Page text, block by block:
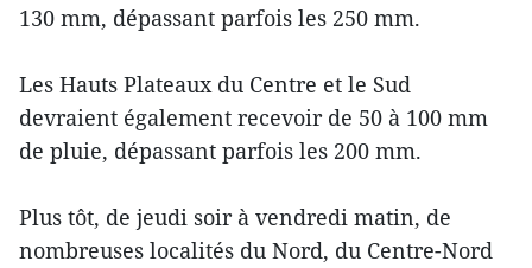
130 mm, dépassant parfois les 250 mm.
Les Hauts Plateaux du Centre et le Sud
devraient également recevoir de 50 à 100 mm
de pluie, dépassant parfois les 200 mm.
Plus tôt, de jeudi soir à vendredi matin, de
nombreuses localités du Nord, du Centre-Nord